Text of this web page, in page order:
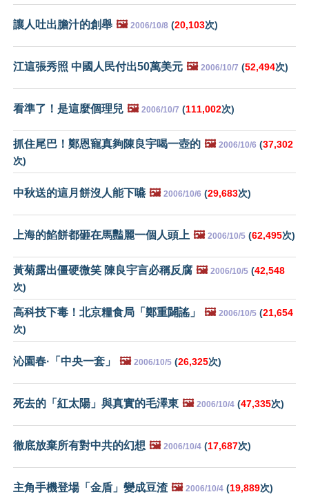
讓人吐出膽汁的創舉 🖼️ 2006/10/8 (20,103次)
江這張秀照 中國人民付出50萬美元 🖼️ 2006/10/7 (52,494次)
看準了！是這麼個理兒 🖼️ 2006/10/7 (111,002次)
抓住尾巴！鄭恩寵真夠陳良宇喝一壺的 🖼️ 2006/10/6 (37,302
次)
中秋送的這月餅沒人能下嚥 🖼️ 2006/10/6 (29,683次)
上海的餡餅都砸在馬豔麗一個人頭上 🖼️ 2006/10/5 (62,495次)
黃菊露出僵硬微笑 陳良宇言必稱反腐 🖼️ 2006/10/5 (42,548
次)
高科技下毒！北京糧食局「鄭重闢謠」 🖼️ 2006/10/5 (21,654
次)
沁園春·「中央一套」 🖼️ 2006/10/5 (26,325次)
死去的「紅太陽」與真實的毛澤東 🖼️ 2006/10/4 (47,335次)
徹底放棄所有對中共的幻想 🖼️ 2006/10/4 (17,687次)
主角手機登場「金盾」變成豆渣 🖼️ 2006/10/4 (19,889次)